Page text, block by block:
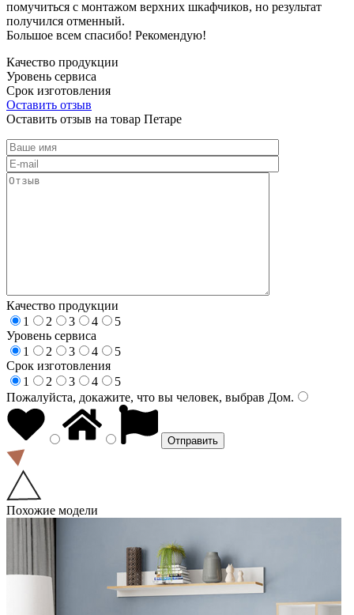
помучиться с монтажом верхних шкафчиков, но результат
получился отменный.
Большое всем спасибо! Рекомендую!
Качество продукции
Уровень сервиса
Срок изготовления
Оставить отзыв
Оставить отзыв на товар Петаре
Качество продукции
1
2 3 4
5
Уровень сервиса
1
2 3 4
5
Срок изготовления
1
2 3 4
5
Пожалуйста, докажите, что вы человек, выбрав Дом.
Похожие модели